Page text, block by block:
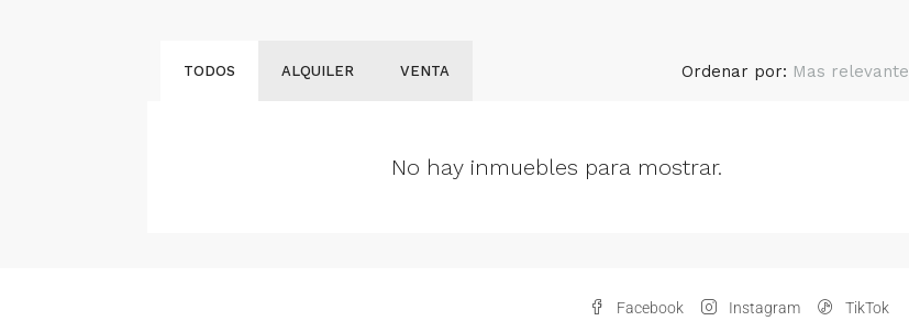
TODOS ALQUILER VENTA Ordenar por: Mas relevante
No hay inmuebles para mostrar.
Facebook Instagram TikTok